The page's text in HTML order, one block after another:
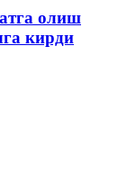
олиш
кирди